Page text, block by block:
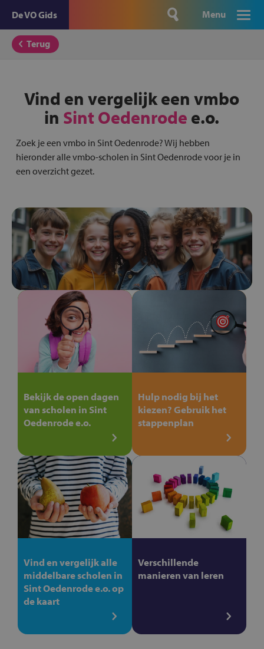
De VO Gids Menu
Terug
Vind en vergelijk een vmbo
in Sint Oedenrode e.o.
Zoek je een vmbo in Sint Oedenrode? Wij hebben
hieronder alle vmbo-scholen in Sint Oedenrode voor je in
een overzicht gezet.
Bekijk de open dagen
van scholen in Sint
Oedenrode e.o.
Hulp nodig bij het
kiezen? Gebruik het
stappenplan
Vind en vergelijk alle
middelbare scholen in
Sint Oedenrode e.o. op
de kaart
Verschillende
manieren van leren